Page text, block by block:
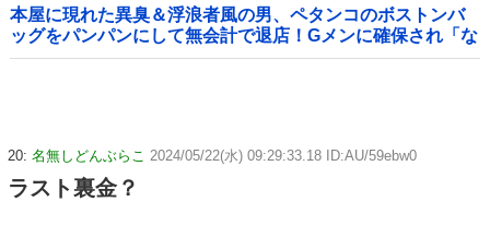
本屋に現れた異臭＆浮浪者風の男、ペタンコのボストンバ
ッグをパンパンにして無会計で退店！Gメンに確保され「な
んで？」と本気で困惑ｗｗｗ
20: 名無しどんぶらこ 2024/05/22(水) 09:29:33.18 ID:AU/59ebw0
ラスト裏金？